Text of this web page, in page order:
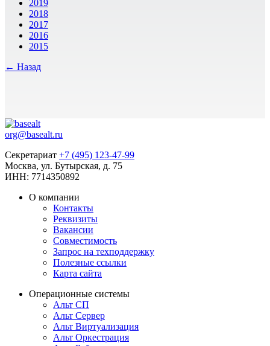
2019
2018
2017
2016
2015
← Назад
org@basealt.ru
Секретариат +7 (495) 123-47-99
Москва, ул. Бутырская, д. 75
ИНН: 7714350892
О компании
Контакты
Реквизиты
Вакансии
Совместимость
Запрос на техподдержку
Полезные ссылки
Карта сайта
Операционные системы
Альт СП
Альт Сервер
Альт Виртуализация
Альт Оркестрация